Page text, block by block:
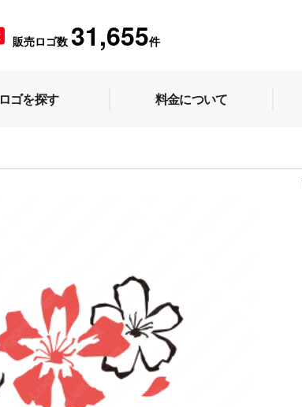
販売ロゴ数 31,655件
ロゴを探す 料金について